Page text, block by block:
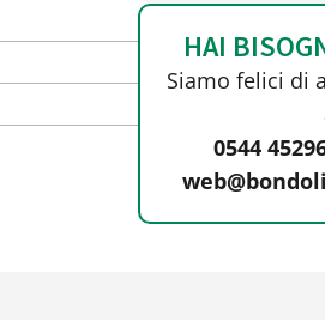
HAI
Siamo felici di
0544